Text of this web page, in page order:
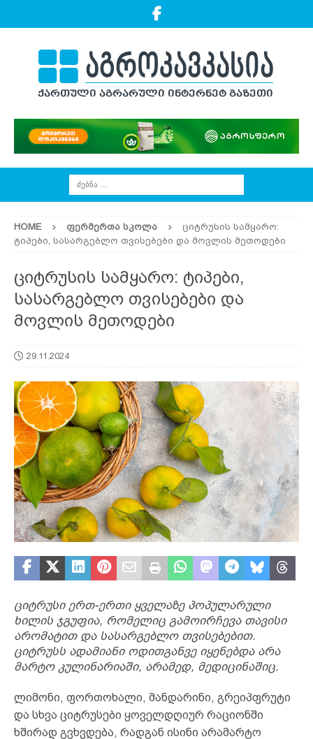
HOME ᲤᲔᲠᲛᲔᲠᲗᲐ ᲡᲙᲝᲚᲐ
ციტრუსის სამყარო:
ტიპები, სასარგებლო თვისებები და მოვლის მეთოდები
ციტრუსის სამყარო: ტიპები,
სასარგებლო თვისებები და
მოვლის მეთოდები
29.11.2024
ციტრუსი ერთ-ერთი ყველაზე პოპულარული
ხილის ჯგუფია, რომელიც გამოირჩევა თავისი
არომატით და სასარგებლო თვისებებით.
ციტრუსს ადამიანი ოდითგანვე იყენებდა არა
მარტო კულინარიაში, არამედ, მედიცინაშიც.
ლიმონი, ფორთოხალი, მანდარინი, გრეიპფრუტი
და სხვა ციტრუსები ყოველდღიურ რაციონში
ხშირად გვხვდება, რადგან ისინი არამარტო